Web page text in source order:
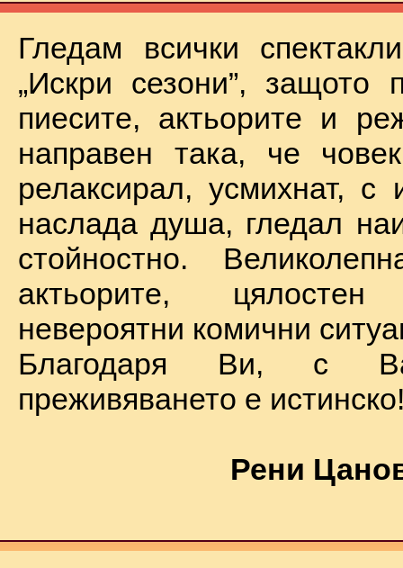
Гледам всички
„Искри сезони”, защото
пиесите, актьорите и
направен така, че
релаксирал, усмихнат, с
наслада душа, гледал
стойностно.
актьорите, цялостен
невероятни комични
Благодаря Ви, с
преживяването е
Рени